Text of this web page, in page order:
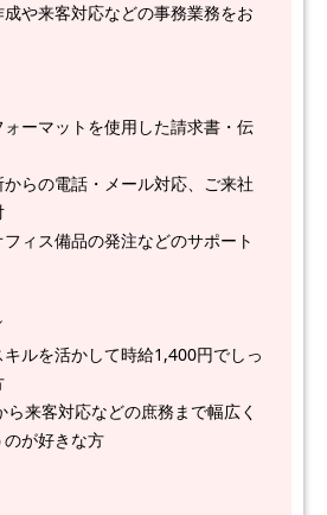
や来客対応などの事務業務をお
ォーマットを使用した請求書・伝
からの電話・メール対応、ご来社
フィス備品の発注などのサポート
キルを活かして時給1,400円でしっ
ら来客対応などの庶務まで幅広く
が好きな方